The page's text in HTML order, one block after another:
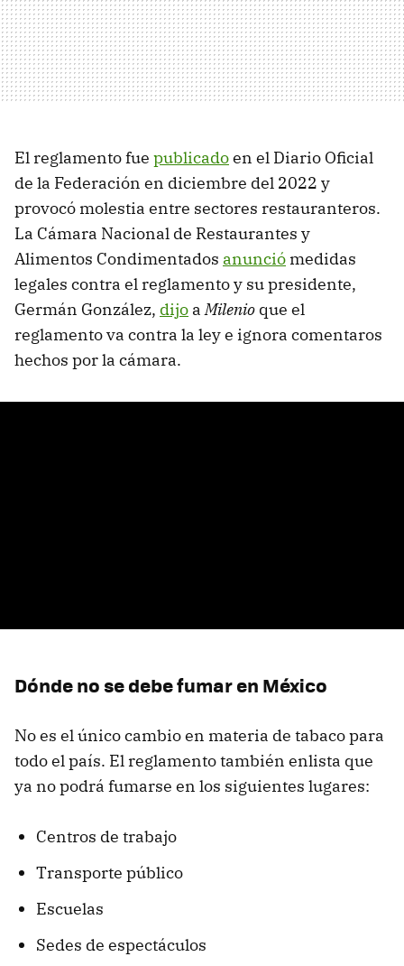
El reglamento fue publicadoen el Diario Oficial
de la Federación en diciembre del 2022 y
provocó molestia entre sectores restauranteros.
La Cámara Nacional de Restaurantes y
Alimentos Condimentados anunció medidas
legales contra el reglamento y su presidente,
Germán González, dijo aMilenio que el
reglamento va contra la ley e ignora comentaros
hechos por la cámara.
Dónde no se debe fumar en México
No es el único cambio en materia de tabaco para
todo el país. El reglamento también enlista que
ya no podrá fumarse en los siguientes lugares:
Centros de trabajo
Transporte público
Escuelas
Sedes de espectáculos